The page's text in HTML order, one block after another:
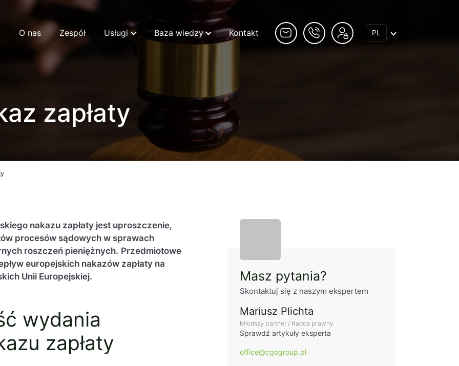
O nas Zespół Usługi Baza wiedzy Kontakt PL
zapłaty
nakazu zapłaty jest uproszczenie,
procesów sądowych w sprawach
roszczeń pieniężnych. Przedmiotowe
europejskich nakazów zapłaty na
Unii Europejskiej.
wydania
zapłaty
Masz pytania?
Skontaktuj się z naszym ekspertem
Mariusz Plichta
Młodszy partner / Radca prawny
Sprawdź artykuły eksperta
office@cgogroup.pl